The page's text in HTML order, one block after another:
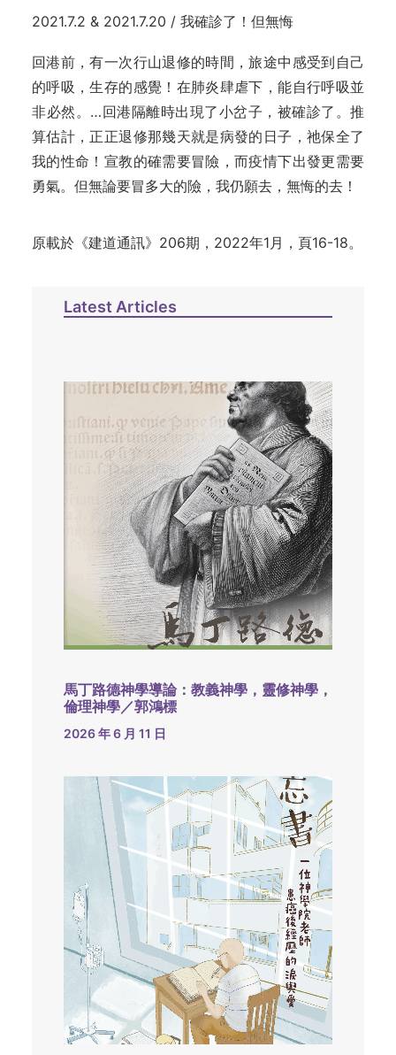
2021.7.2 & 2021.7.20 / 我確診了！但無悔
回港前，有一次行山退修的時間，旅途中感受到自己
的呼吸，生存的感覺！在肺炎肆虐下，能自行呼吸並
非必然。…回港隔離時出現了小岔子，被確診了。推
算估計，正正退修那幾天就是病發的日子，祂保全了
我的性命！宣教的確需要冒險，而疫情下出發更需要
勇氣。但無論要冒多大的險，我仍願去，無悔的去！
原載於《建道通訊》206期，2022年1月，頁16-18。
Latest Articles
馬丁路德神學導論：教義神學，靈修神學，
倫理神學／郭鴻標
2026 年 6 月 11 日